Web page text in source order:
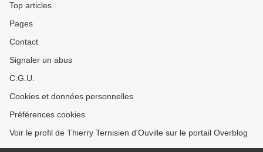
Top articles
Pages
Contact
Signaler un abus
C.G.U.
Cookies et données personnelles
Préférences cookies
Voir le profil de Thierry Ternisien d'Ouville sur le portail Overblog